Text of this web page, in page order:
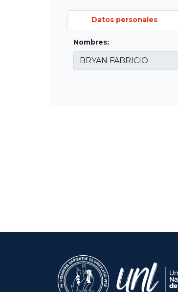
Datos personales
Nombres: